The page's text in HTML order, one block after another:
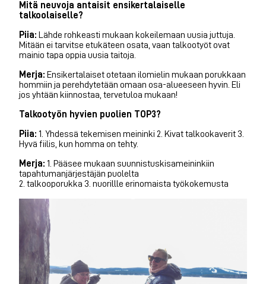
Mitä neuvoja antaisit ensikertalaiselle
talkoolaiselle?
Piia: Lähde rohkeasti mukaan kokeilemaan uusia juttuja.
Mitään ei tarvitse etukäteen osata, vaan talkootyöt ovat
mainio tapa oppia uusia taitoja.
Merja: Ensikertalaiset otetaan ilomielin mukaan porukkaan
hommiin ja perehdytetään omaan osa-alueeseen hyvin. Eli
jos yhtään kiinnostaa, tervetuloa mukaan!
Talkootyön hyvien puolien TOP3?
Piia: 1. Yhdessä tekemisen meininki 2. Kivat talkookaverit 3.
Hyvä fiilis, kun homma on tehty.
Merja: 1. Pääsee mukaan suunnistuskisameininkiin
tapahtumanjärjestäjän puolelta
2. talkooporukka 3. nuorillle erinomaista työkokemusta